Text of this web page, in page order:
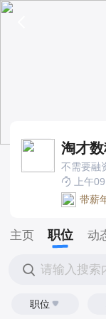
淘才
不需要融
上午
带薪
主页 职位 动
请输入搜索
职位